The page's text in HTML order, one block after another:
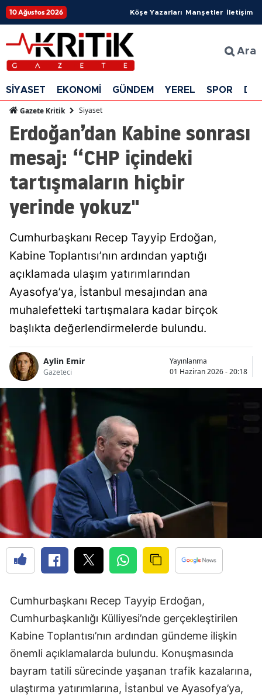
10 Ağustos 2026 Köşe Yazarları Manşetler İletişim
Ara
SİYASET EKONOMİ GÜNDEM YEREL SPOR
Gazete Kritik Siyaset
Erdoğan’dan Kabine sonrası
mesaj: “CHP içindeki
tartışmaların hiçbir
yerinde yokuz"
Cumhurbaşkanı Recep Tayyip Erdoğan,
Kabine Toplantısı’nın ardından yaptığı
açıklamada ulaşım yatırımlarından
Ayasofya’ya, İstanbul mesajından ana
muhalefetteki tartışmalara kadar birçok
başlıkta değerlendirmelerde bulundu.
Aylin Emir
Gazeteci
Yayınlanma
01 Haziran 2026 - 20:18
Cumhurbaşkanı Recep Tayyip Erdoğan,
Cumhurbaşkanlığı Külliyesi’nde gerçekleştirilen
Kabine Toplantısı’nın ardından gündeme ilişkin
önemli açıklamalarda bulundu. Konuşmasında
bayram tatili sürecinde yaşanan trafik kazalarına,
ulaştırma yatırımlarına, İstanbul ve Ayasofya’ya,